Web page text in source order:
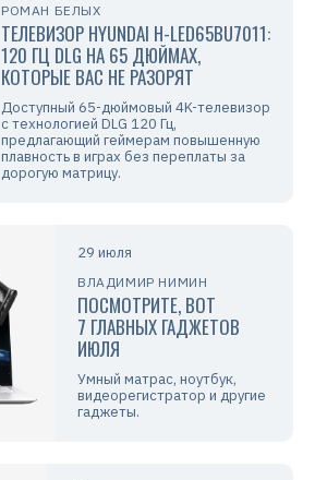
РОМАН БЕЛЫХ
ТЕЛЕВИЗОР HYUNDAI H-LED65BU7011:
120 ГЦ DLG НА 65 ДЮЙМАХ,
КОТОРЫЕ ВАС НЕ РАЗОРЯТ
Доступный 65-дюймовый 4K-телевизор
с технологией DLG 120 Гц,
предлагающий геймерам повышенную
плавность в играх без переплаты за
дорогую матрицу.
29 июля
ВЛАДИМИР НИМИН
ПОСМОТРИТЕ, ВОТ
7 ГЛАВНЫХ ГАДЖЕТОВ
ИЮЛЯ
Умный матрас, ноутбук,
видеорегистратор и другие
гаджеты.